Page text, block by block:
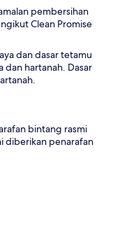
pembersihan
Clean Promise
dan dasar tetamu
hartanah. Dasar
bintang rasmi
diberikan penarafan